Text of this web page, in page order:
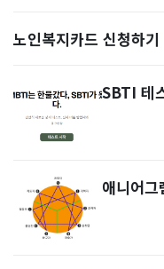
노인복지카드 신청하기
SBTI 테
애니어그